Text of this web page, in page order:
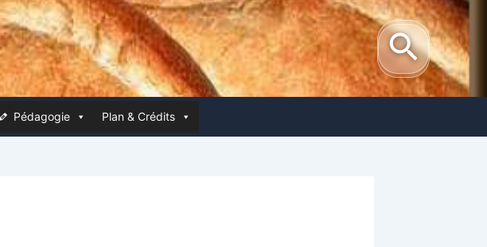
Péda­go­gie Plan & Crédits